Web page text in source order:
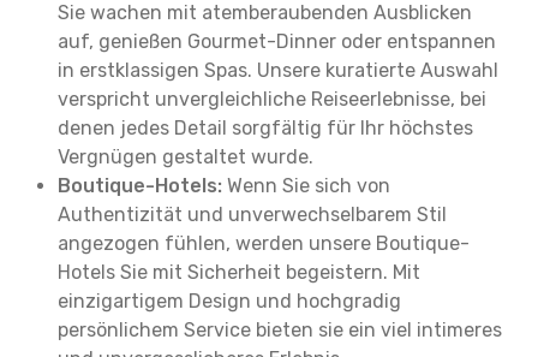
Sie wachen mit atemberaubenden Ausblicken
auf, genießen Gourmet-Dinner oder entspannen
in erstklassigen Spas. Unsere kuratierte Auswahl
verspricht unvergleichliche Reiseerlebnisse, bei
denen jedes Detail sorgfältig für Ihr höchstes
Vergnügen gestaltet wurde.
Boutique-Hotels: Wenn Sie sich von
Authentizität und unverwechselbarem Stil
angezogen fühlen, werden unsere Boutique-
Hotels Sie mit Sicherheit begeistern. Mit
einzigartigem Design und hochgradig
persönlichem Service bieten sie ein viel intimeres